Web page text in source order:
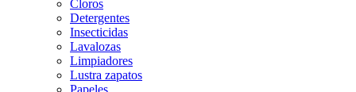
Cloros
Detergentes
Insecticidas
Lavalozas
Limpiadores
Lustra zapatos
Papeles